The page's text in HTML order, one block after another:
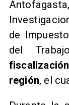
de
del
fiscalización
región, el